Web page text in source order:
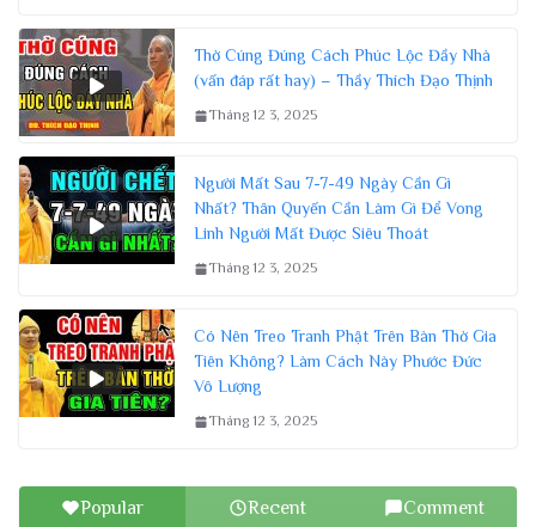
Thờ Cúng Đúng Cách Phúc Lộc Đầy Nhà
(vấn đáp rất hay) – Thầy Thích Đạo Thịnh
Tháng 12 3, 2025
Người Mất Sau 7-7-49 Ngày Cần Gì
Nhất? Thân Quyến Cần Làm Gì Để Vong
Linh Người Mất Được Siêu Thoát
Tháng 12 3, 2025
Có Nên Treo Tranh Phật Trên Bàn Thờ Gia
Tiên Không? Làm Cách Này Phước Đức
Vô Lượng
Tháng 12 3, 2025
Popular Recent Comment